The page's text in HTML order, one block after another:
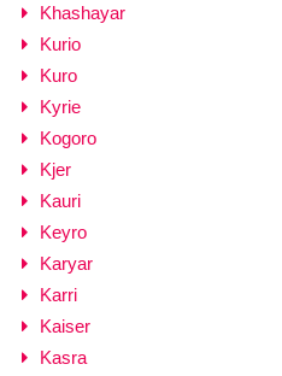
Khashayar
Kurio
Kuro
Kyrie
Kogoro
Kjer
Kauri
Keyro
Karyar
Karri
Kaiser
Kasra